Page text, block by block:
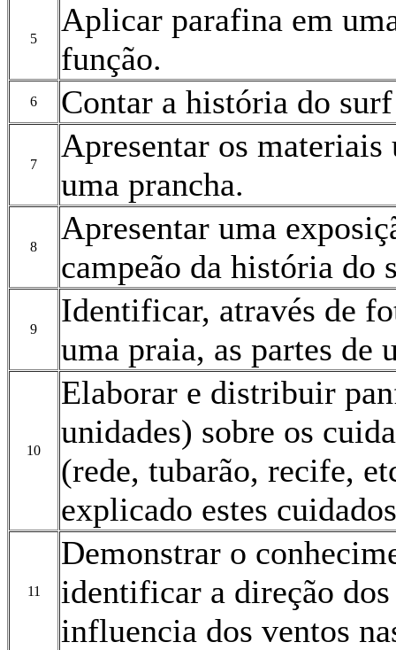
5
Aplicar parafina em
função.
6 Contar a história do
7
Apresentar os
uma prancha.
8
Apresentar uma
campeão da história do
9
Identificar, através de
uma praia, as partes de
10
Elaborar e distribuir
unidades) sobre os
(rede, tubarão, recife,
explicado estes
11
Demonstrar o
identificar a direção
influencia dos ventos